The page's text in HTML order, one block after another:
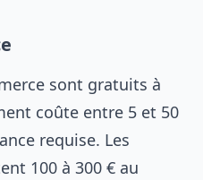
sont gratuits à
coûte entre 5 et 50
requise. Les
100 à 300 € au